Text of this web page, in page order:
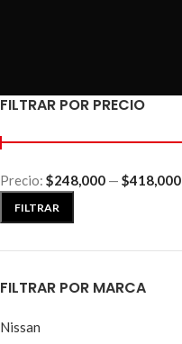
FILTRAR POR PRECIO
FILTRAR
Precio: $248,000 — $418,000
FILTRAR POR MARCA
Nissan